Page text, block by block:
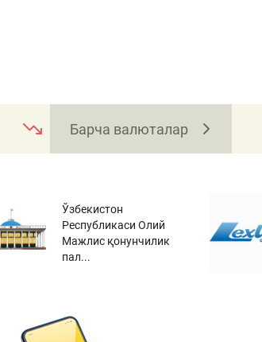
Барча валюталар
Ўзбекистон
Республикаси Олий
Мажлис қонунчилик
пал...